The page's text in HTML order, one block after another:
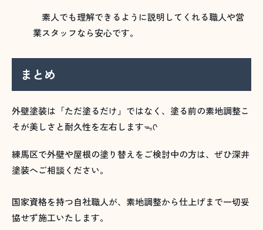
素人でも理解できるように説明してくれる職人や営
業スタッフなら安心です。
まとめ
外壁塗装は「ただ塗るだけ」ではなく、塗る前の素地調整こ
そが美しさと耐久性を左右しますᯓᡣ
練馬区で外壁や屋根の塗り替えをご検討中の方は、ぜひ深井
塗装へご相談ください。
国家資格を持つ自社職人が、素地調整から仕上げまで一切妥
協せず施工いたします。